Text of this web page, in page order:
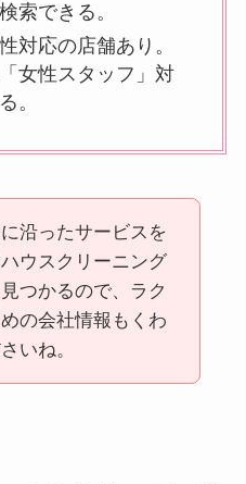
索できる。
対応の店舗あり。
女性スタッフ」対
。
沿ったサービスを
ウスクリーニング
つかるので、ラク
の会社情報もくわ
いね。